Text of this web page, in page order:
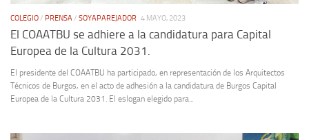
COLEGIO/ PRENSA/ SOYAPAREJADOR 4 MAYO, 2023
El COAATBU se adhiere a la candidatura para Capital
Europea de la Cultura 2031.
El presidente del COAATBU ha participado, en representación de los Arquitectos
Técnicos de Burgos, en el acto de adhesión a la candidatura de Burgos Capital
Europea de la Cultura 2031. El eslogan elegido para...